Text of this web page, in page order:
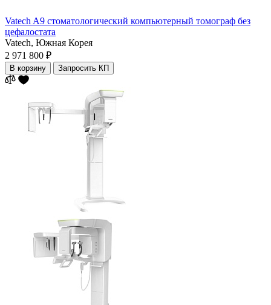
Vatech A9 стоматологический компьютерный томограф без
цефалостата
Vatech, Южная Корея
2 971 800 ₽
В корзину Запросить КП